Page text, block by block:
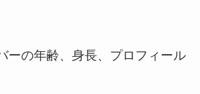
ーの年齢、身長、プロフィール